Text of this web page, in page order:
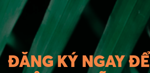
ĐĂNG KÝ NGAY ĐỂ